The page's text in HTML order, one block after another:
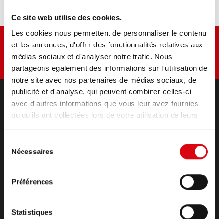
Ce site web utilise des cookies.
Les cookies nous permettent de personnaliser le contenu
et les annonces, d'offrir des fonctionnalités relatives aux
médias sociaux et d'analyser notre trafic. Nous
partageons également des informations sur l'utilisation de
notre site avec nos partenaires de médias sociaux, de
publicité et d'analyse, qui peuvent combiner celles-ci
avec d'autres informations que vous leur avez fournies
ou qu'ils ont collectées lors de votre utilisation de leurs
services.
Nécessaires
Préférences
Statistiques
PRODUITS
(Semi-) Traction & Stationnaire
Domaines d'application
CONTACT